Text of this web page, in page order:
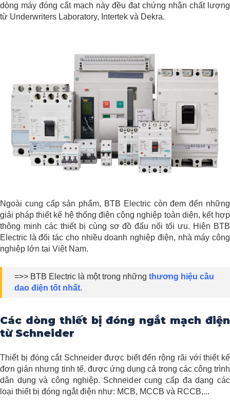
dòng máy đóng cắt mạch này đều đạt chứng nhận chất lượng
từ Underwriters Laboratory, Intertek và Dekra.
Ngoài cung cấp sản phẩm, BTB Electric còn đem đến những
giải pháp thiết kế hệ thống điện công nghiệp toàn diện, kết hợp
thông minh các thiết bị cùng sơ đồ đấu nối tối ưu. Hiện BTB
Electric là đối tác cho nhiều doanh nghiệp điện, nhà máy công
nghiệp lớn tại Việt Nam.
=>> BTB Electric là một trong những thương hiệu cầu
dao điện tốt nhất.
Các dòng thiết bị đóng ngắt mạch điện
từ Schneider
Thiết bị đóng cắt Schneider được biết đến rộng rãi với thiết kế
đơn giản nhưng tinh tế, được ứng dụng cả trong các công trình
dân dụng và công nghiệp. Schneider cung cấp đa dạng các
loại thiết bị đóng ngắt điện như: MCB, MCCB và RCCB,...